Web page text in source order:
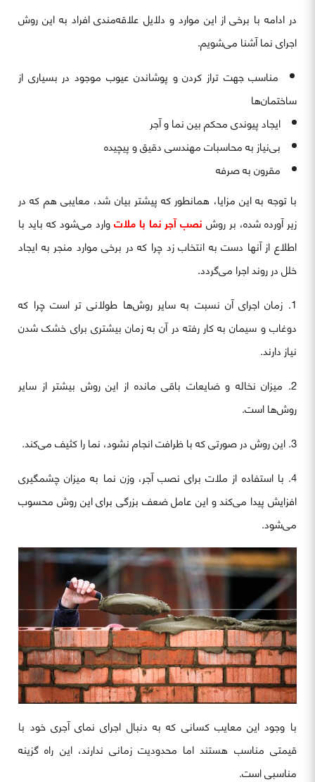
در ادامه با برخی از این موارد و دلایل علاقه‌مندی افراد به این روش
اجرای نما آشنا می‌شویم.
مناسب جهت تراز کردن و پوشاندن عیوب موجود در بسیاری از
ساختمان‌ها
ایجاد پیوندی محکم بین نما و آجر
بی‌نیاز به محاسبات مهندسی دقیق و پیچیده‌
مقرون به صرفه
با توجه به این مزایا، همانطور که پیشتر بیان شد، معایبی هم که در
زیر آورده شده، بر روشنصب آجر نما با ملاتوارد می‌شود که باید با
اطلاع از آنها دست به انتخاب زد چرا که در برخی موارد منجر به ایجاد
خلل در روند اجرا می‌گردد.
1. زمان اجرای آن نسبت به سایر روش‌ها طولانی تر است چرا که
دوغاب و سیمان به کار رفته در آن به زمان بیشتری برای خشک شدن
نیاز دارند.
2. میزان نخاله و ضایعات باقی مانده از این روش بیشتر از سایر
روش‌ها است.
3. این روش در صورتی که با ظرافت انجام نشود، نما را کثیف می‌کند.
4. با استفاده از ملات برای نصب آجر، وزن نما به میزان چشمگیری
افزایش پیدا می‌کند و این عامل ضعف بزرگی برای این روش محسوب
می‌شود.
با وجود این معایب کسانی که به دنبال اجرای نمای آجری خود با
قیمتی مناسب هستند اما محدودیت زمانی ندارند، این راه گزینه
مناسبی است.